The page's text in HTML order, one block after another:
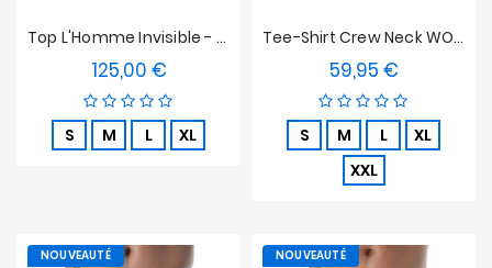
Top L'Homme Invisible - La Poésie
125,00 €Prix
S M L XL
Tee-Shirt Crew Neck WOH Personal Allure - Noir
59,95 €Prix
S M L
XL
XXL
NOUVEAUTÉ NOUVEAUTÉ